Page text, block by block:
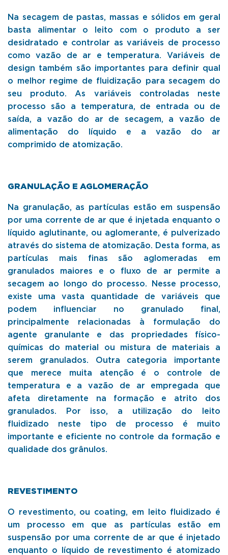
Na secagem de pastas, massas e sólidos em geral
basta alimentar o leito com o produto a ser
desidratado e controlar as variáveis de processo
como vazão de ar e temperatura. Variáveis de
design também são importantes para definir qual
o melhor regime de fluidização para secagem do
seu produto. As variáveis controladas neste
processo são a temperatura, de entrada ou de
saída, a vazão do ar de secagem, a vazão de
alimentação do líquido e a vazão do ar
comprimido de atomização.
GRANULAÇÃO E AGLOMERAÇÃO
Na granulação, as partículas estão em suspensão
por uma corrente de ar que é injetada enquanto o
líquido aglutinante, ou aglomerante, é pulverizado
através do sistema de atomização. Desta forma, as
partículas mais finas são aglomeradas em
granulados maiores e o fluxo de ar permite a
secagem ao longo do processo. Nesse processo,
existe uma vasta quantidade de variáveis que
podem influenciar no granulado final,
principalmente relacionadas à formulação do
agente granulante e das propriedades físico-
químicas do material ou mistura de materiais a
serem granulados. Outra categoria importante
que merece muita atenção é o controle de
temperatura e a vazão de ar empregada que
afeta diretamente na formação e atrito dos
granulados. Por isso, a utilização do leito
fluidizado neste tipo de processo é muito
importante e eficiente no controle da formação e
qualidade dos grânulos.
REVESTIMENTO
O revestimento, ou coating, em leito fluidizado é
um processo em que as partículas estão em
suspensão por uma corrente de ar que é injetado
enquanto o líquido de revestimento é atomizado